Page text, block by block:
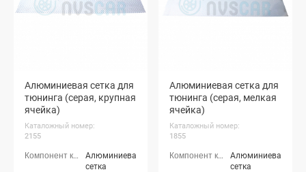
Алюминиевая сетка для
тюнинга (серая, крупная
ячейка)
Каталожный номер:
2155
Алюминиевая
сетка
Алюминиевая сетка для
тюнинга (серая, мелкая
ячейка)
Каталожный номер:
1855
Алюминиевая
сетка